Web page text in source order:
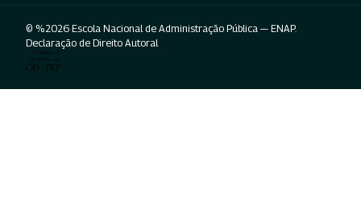
© %2026 Escola Nacional de Administração Pública — ENAP.
Declaração de Direito Autoral